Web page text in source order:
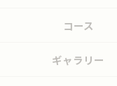
コース
ギャラリー